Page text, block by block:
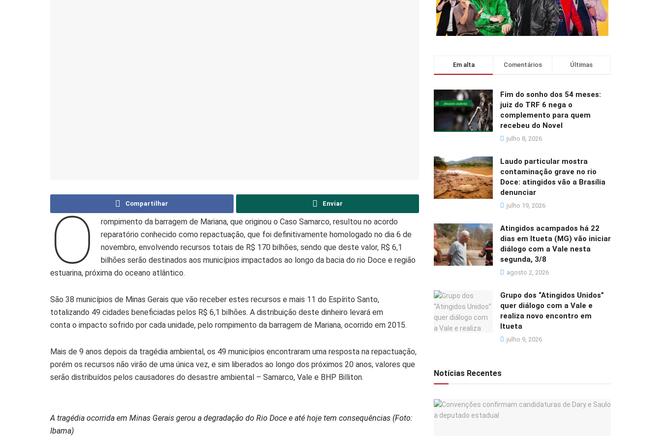
Compartilhar Enviar
O
rompimento da barragem de Mariana, que originou o Caso Samarco, resultou no acordo
reparatório conhecido como repactuação, que foi definitivamente homologado no dia 6 de
novembro, envolvendo recursos totais de R$ 170 bilhões, sendo que deste valor, R$ 6,1
bilhões serão destinados aos municípios impactados ao longo da bacia do rio Doce e região
estuarina, próxima do oceano atlântico.
São 38 municípios de Minas Gerais que vão receber estes recursos e mais 11 do Espírito Santo,
totalizando 49 cidades beneficiadas pelos R$ 6,1 bilhões. A distribuição deste dinheiro levará em
conta o impacto sofrido por cada unidade, pelo rompimento da barragem de Mariana, ocorrido em 2015.
Mais de 9 anos depois da tragédia ambiental, os 49 municípios encontraram uma resposta na repactuação,
porém os recursos não virão de uma única vez, e sim liberados ao longo dos próximos 20 anos, valores que
serão distribuídos pelos causadores do desastre ambiental – Samarco, Vale e BHP Billiton.
A tragédia ocorrida em Minas Gerais gerou a degradação do Rio Doce e até hoje tem consequências (Foto:
Ibama)
Em alta Comentários Últimas
Fim do sonho dos 54 meses:
juiz do TRF 6 nega o
complemento para quem
recebeu do Novel
julho 8, 2026
Laudo particular mostra
contaminação grave no rio
Doce: atingidos vão a Brasília
denunciar
julho 19, 2026
Atingidos acampados há 22
dias em Itueta (MG) vão iniciar
diálogo com a Vale nesta
segunda, 3/8
agosto 2, 2026
Grupo dos “Atingidos Unidos”
quer diálogo com a Vale e
realiza novo encontro em
Itueta
julho 9, 2026
Notícias Recentes